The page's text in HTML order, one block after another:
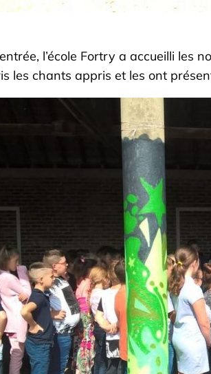
l’école Fortry a accueilli les
les chants appris et les ont